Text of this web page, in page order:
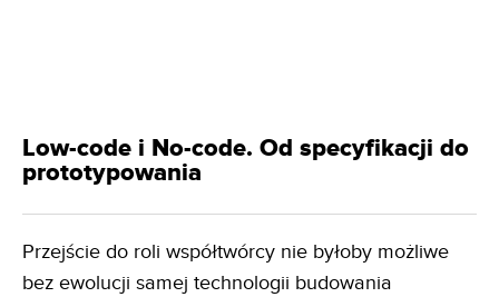
Low-code i No-code. Od specyfikacji do
prototypowania
Przejście do roli współtwórcy nie byłoby możliwe
bez ewolucji samej technologii budowania